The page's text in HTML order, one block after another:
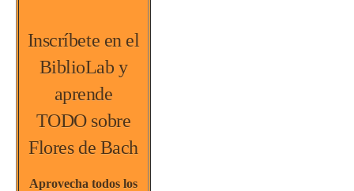
Inscríbete en el
BiblioLab y
aprende
TODO sobre
Flores de Bach
Aprovecha todos los